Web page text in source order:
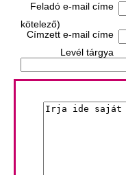
Feladó e-mail címe
kötelező)
Címzett e-mail címe
Levél tárgya